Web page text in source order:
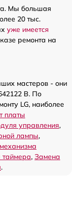
Мы большая
20 тыс.
уже имеется
ремонта на
мастеров - они
B. По
LG, наиболее
платы
управления,
лампы,
, Замена
.